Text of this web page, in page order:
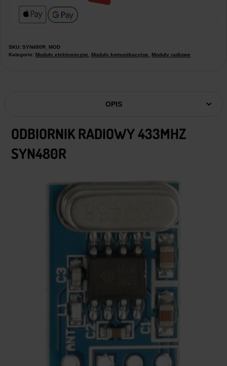
SKU: SYN480R_MOD
Kategorie: Moduły elektroniczne Moduły komunikacyjne Moduły radiowe
OPIS
ODBIORNIK RADIOWY 433MHZ
SYN480R